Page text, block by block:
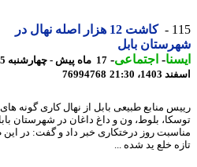
کاشت 12 هزار اصله نهال در
بابل
-اجتماعی-
17 ماه پیش - چهارشنبه 15
21:30
76994768
منابع طبیعی بابل از نهال کاری گونه های افرا،
بلوط، ون و داغ داغان در شهرستان بابل به
خلع ید شده ...